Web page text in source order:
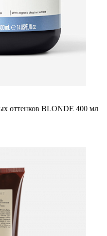
оттенков BLONDE 400 мл